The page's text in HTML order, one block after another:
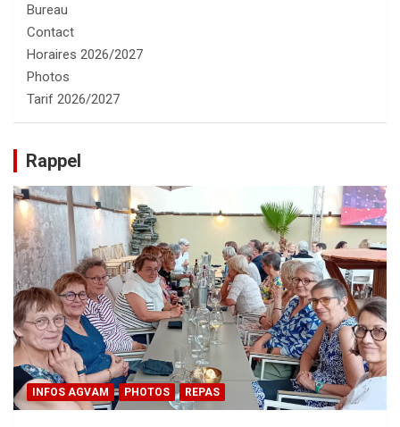
Bureau
Contact
Horaires 2026/2027
Photos
Tarif 2026/2027
Rappel
INFOS AGVAM PHOTOS REPAS